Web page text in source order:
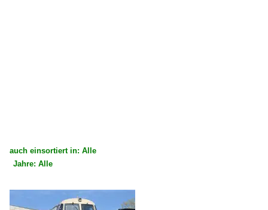
auch einsortiert in: Alle
Deutschland
Jahre: Alle